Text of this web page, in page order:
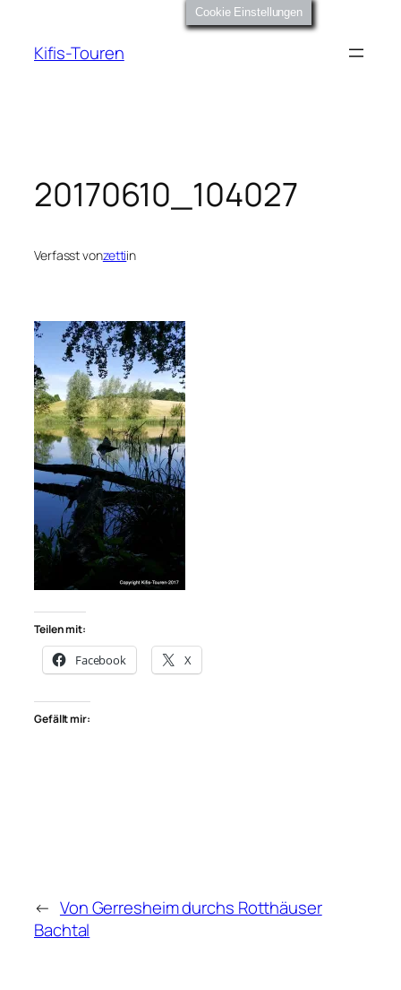
springen
Kifis-Touren
20170610_104027
Verfasst vonzettiin
Teilen mit:
Facebook X
Gefällt mir:
← Von Gerresheim durchs Rotthäuser
Bachtal
Cookie Einstellungen